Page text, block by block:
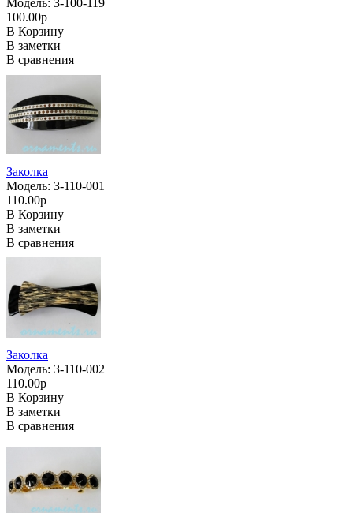
100.00р
В Корзину
В заметки
В сравнения
Заколка
Модель: З-110-001
110.00р
В Корзину
В заметки
В сравнения
Заколка
Модель: З-110-002
110.00р
В Корзину
В заметки
В сравнения